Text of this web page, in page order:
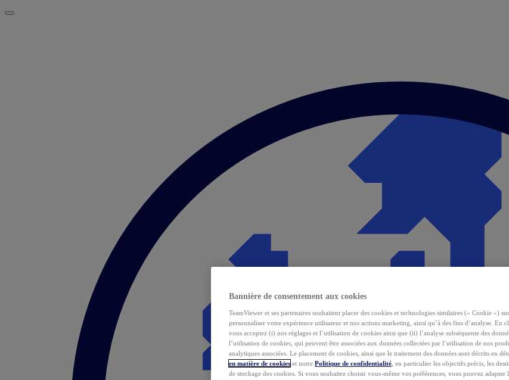
Bannière de consentement aux cookies
TeamViewer et ses partenaires souhaitent placer des cookies et technologies similaires (« Cookie »)
personnaliser votre expérience utilisateur et nos actions marketing, ainsi qu’à des fins d’analyse. En
vous acceptez (i) nos réglages et l’utilisation de cookies ainsi que (ii) l’analyse subséquente des
l’utilisation de cookies, qui peuvent être associées aux données collectées par l’utilisation de nos
analytiques associées. Le placement de cookies, ainsi que le traitement des données sont décrits en
en matière de cookies et notre Politique de confidentialité , en particulier les objectifs précis, les
de stockage des cookies. Si vous souhaitez choisir vous-même vos préférences, vous pouvez adapter